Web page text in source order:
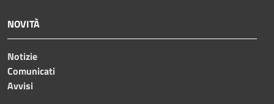
NOVITÀ
Notizie
Comunicati
Avvisi